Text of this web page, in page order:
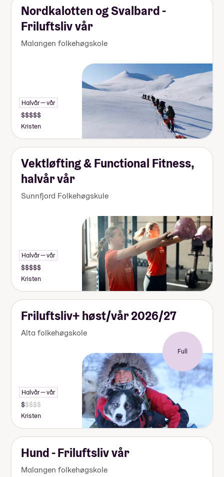
Nordkalotten og Svalbard -
Friluftsliv vår
Malangen folkehøgskole
Halvår — vår
Kristen
Vektløfting & Functional Fitness,
halvår vår
Sunnfjord Folkehøgskule
Halvår — vår
Kristen
Friluftsliv+ høst/vår 2026/27
Alta folkehøgskole
Full
Halvår — vår
Kristen
Hund - Friluftsliv vår
Malangen folkehøgskole